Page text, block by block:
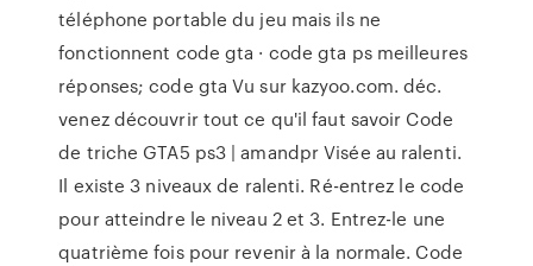
téléphone portable du jeu mais ils ne
fonctionnent code gta · code gta ps meilleures
réponses; code gta Vu sur kazyoo.com. déc.
venez découvrir tout ce qu'il faut savoir Code
de triche GTA5 ps3 | amandpr Visée au ralenti.
Il existe 3 niveaux de ralenti. Ré-entrez le code
pour atteindre le niveau 2 et 3. Entrez-le une
quatrième fois pour revenir à la normale. Code